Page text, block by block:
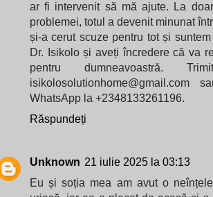
ar fi intervenit să mă ajute. La
problemei, totul a devenit minunat
și-a cerut scuze pentru tot și
Dr. Isikolo și aveți încredere că va
pentru dumneavoastră.
WhatsApp la +2348133261196.
Răspundeți
Unknown 21 iulie 2025 la 03:13
Eu și soția mea am avut o